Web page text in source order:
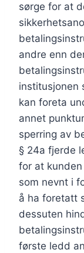
sørge for at
andre enn
institusjonen
kan foreta
annet
sperring av
§ 24a fjerde
for at
som nevnt i
å ha foretatt
dessuten
første ledd